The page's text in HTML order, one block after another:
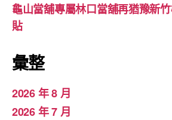
龜山當舖專屬林口當舖再猶豫新
貼
彙整
2026 年 8 月
2026 年 7 月